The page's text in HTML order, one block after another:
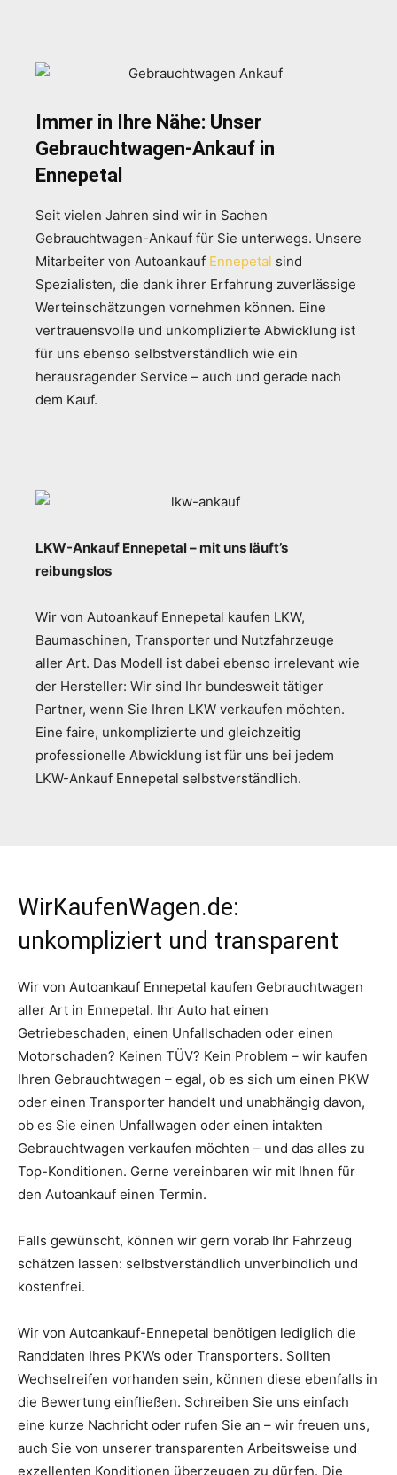
Immer in Ihre Nähe: Unser
Gebrauchtwagen-Ankauf in
Ennepetal
Seit vielen Jahren sind wir in Sachen
Gebrauchtwagen-Ankauf für Sie unterwegs. Unsere
Mitarbeiter von Autoankauf Ennepetal sind
Spezialisten, die dank ihrer Erfahrung zuverlässige
Werteinschätzungen vornehmen können. Eine
vertrauensvolle und unkomplizierte Abwicklung ist
für uns ebenso selbstverständlich wie ein
herausragender Service – auch und gerade nach
dem Kauf.
LKW-Ankauf Ennepetal – mit uns läuft’s
reibungslos
Wir von Autoankauf Ennepetal kaufen LKW,
Baumaschinen, Transporter und Nutzfahrzeuge
aller Art. Das Modell ist dabei ebenso irrelevant wie
der Hersteller: Wir sind Ihr bundesweit tätiger
Partner, wenn Sie Ihren LKW verkaufen möchten.
Eine faire, unkomplizierte und gleichzeitig
professionelle Abwicklung ist für uns bei jedem
LKW-Ankauf Ennepetal selbstverständlich.
WirKaufenWagen.de:
unkompliziert und transparent
Wir von Autoankauf Ennepetal kaufen Gebrauchtwagen
aller Art in Ennepetal. Ihr Auto hat einen
Getriebeschaden, einen Unfallschaden oder einen
Motorschaden? Keinen TÜV? Kein Problem – wir kaufen
Ihren Gebrauchtwagen – egal, ob es sich um einen PKW
oder einen Transporter handelt und unabhängig davon,
ob es Sie einen Unfallwagen oder einen intakten
Gebrauchtwagen verkaufen möchten – und das alles zu
Top-Konditionen. Gerne vereinbaren wir mit Ihnen für
den Autoankauf einen Termin.
Falls gewünscht, können wir gern vorab Ihr Fahrzeug
schätzen lassen: selbstverständlich unverbindlich und
kostenfrei.
Wir von Autoankauf-Ennepetal benötigen lediglich die
Randdaten Ihres PKWs oder Transporters. Sollten
Wechselreifen vorhanden sein, können diese ebenfalls in
die Bewertung einfließen. Schreiben Sie uns einfach
eine kurze Nachricht oder rufen Sie an – wir freuen uns,
auch Sie von unserer transparenten Arbeitsweise und
exzellenten Konditionen überzeugen zu dürfen. Die